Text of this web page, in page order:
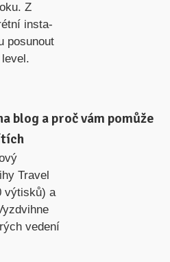
Z
insta-
posunout
blog a proč vám pomůže
Travel
výtisků) a
vedení